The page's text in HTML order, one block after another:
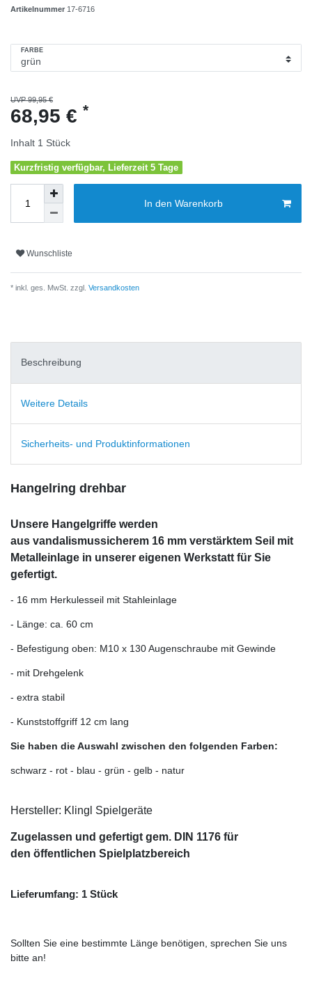
Artikelnummer 17-6716
FARBE
UVP 99,95 €
68,95 € *
Inhalt 1 Stück
Kurzfristig verfügbar, Lieferzeit 5 Tage
In den Warenkorb
Wunschliste
* inkl. ges. MwSt. zzgl. Versandkosten
Beschreibung
Weitere Details
Sicherheits- und Produktinformationen
Hangelring drehbar
Unsere Hangelgriffe werden
aus vandalismussicherem 16 mm verstärktem Seil mit
Metalleinlage in unserer eigenen Werkstatt für Sie
gefertigt.
- 16 mm Herkulesseil mit Stahleinlage
- Länge: ca. 60 cm
- Befestigung oben: M10 x 130 Augenschraube mit Gewinde
- mit Drehgelenk
- extra stabil
- Kunststoffgriff 12 cm lang
Sie haben die Auswahl zwischen den folgenden Farben:
schwarz - rot - blau - grün - gelb - natur
Hersteller: Klingl Spielgeräte
Zugelassen und gefertigt gem. DIN 1176 für
den öffentlichen Spielplatzbereich
Lieferumfang: 1 Stück
Sollten Sie eine bestimmte Länge benötigen, sprechen Sie uns
bitte an!